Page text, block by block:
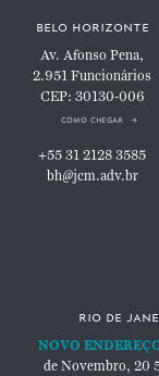
belo horizonte
Av. Afonso Pena,
2.951Funcionários
CEP: 30130-006
como chegar
+55 31 2128 3585
bh@jcm.adv.br
rio de
NOVO
de Novembro, 20